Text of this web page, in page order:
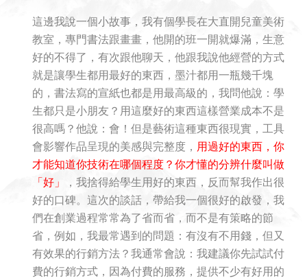
這邊我說一個小故事，我有個學長在大直開兒童美術
教室，專門書法跟畫畫，他開的班一開就爆滿，生意
好的不得了，有次跟他聊天，他跟我說他經營的方式
就是讓學生都用最好的東西，墨汁都用一瓶幾千塊
的，書法寫的宣紙也都是用最高級的，我問他說：學
生都只是小朋友？用這麼好的東西這樣營業成本不是
很高嗎？他說：會！但是藝術這種東西很現實，工具
會影響作品呈現的美感與完整度， 用過好的東西，你
才能知道你技術在哪個程度？你才懂的分辨什麼叫做
「好」
，我捨得給學生用好的東西，反而幫我作出很
好的口碑。這次的談話，帶給我一個很好的啟發，我
們在創業過程常常為了省而省，而不是有策略的節
省，例如，我最常遇到的問題：有沒有不用錢，但又
有效果的行銷方法？我通常會說：我建議你先試試付
費的行銷方式，因為付費的服務，提供不少有好用的